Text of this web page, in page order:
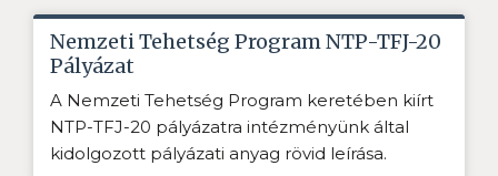
Nemzeti Tehetség Program NTP-TFJ-20
Pályázat
A Nemzeti Tehetség Program keretében kiírt
NTP-TFJ-20 pályázatra intézményünk által
kidolgozott pályázati anyag rövid leírása.